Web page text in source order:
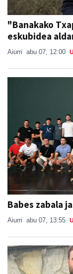
"Banakako
eskubidea
Aiurri abu 07, 12:00
Babes zabala
Aiurri abu 07, 13:55